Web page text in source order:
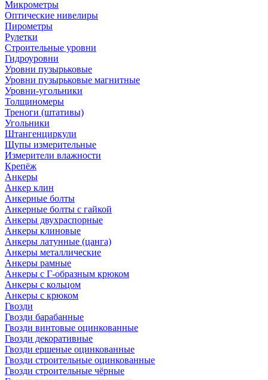
Микрометры
Оптические нивелиры
Пирометры
Рулетки
Строительные уровни
Гидроуровни
Уровни пузырьковые
Уровни пузырьковые магнитные
Уровни-угольники
Толщиномеры
Треноги (штативы)
Угольники
Штангенциркули
Щупы измерительные
Измерители влажности
Крепёж
Анкеры
Анкер клин
Анкерные болты
Анкерные болты с гайкой
Анкеры двухраспорные
Анкеры клиновые
Анкеры латунные (цанга)
Анкеры металлические
Анкеры рамные
Анкеры с Г-образным крюком
Анкеры с кольцом
Анкеры с крюком
Гвозди
Гвозди барабанные
Гвозди винтовые оцинкованные
Гвозди декоративные
Гвозди ершеные оцинкованные
Гвозди строительные оцинкованные
Гвозди строительные чёрные